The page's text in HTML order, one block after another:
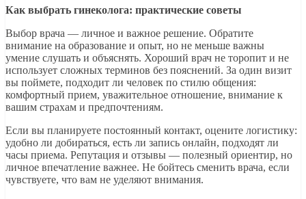
Как выбрать гинеколога: практические советы
Выбор врача — личное и важное решение. Обратите
внимание на образование и опыт, но не меньше важны
умение слушать и объяснять. Хороший врач не торопит и не
использует сложных терминов без пояснений. За один визит
вы поймете, подходит ли человек по стилю общения:
комфортный прием, уважительное отношение, внимание к
вашим страхам и предпочтениям.
Если вы планируете постоянный контакт, оцените логистику:
удобно ли добираться, есть ли запись онлайн, подходят ли
часы приема. Репутация и отзывы — полезный ориентир, но
личное впечатление важнее. Не бойтесь сменить врача, если
чувствуете, что вам не уделяют внимания.